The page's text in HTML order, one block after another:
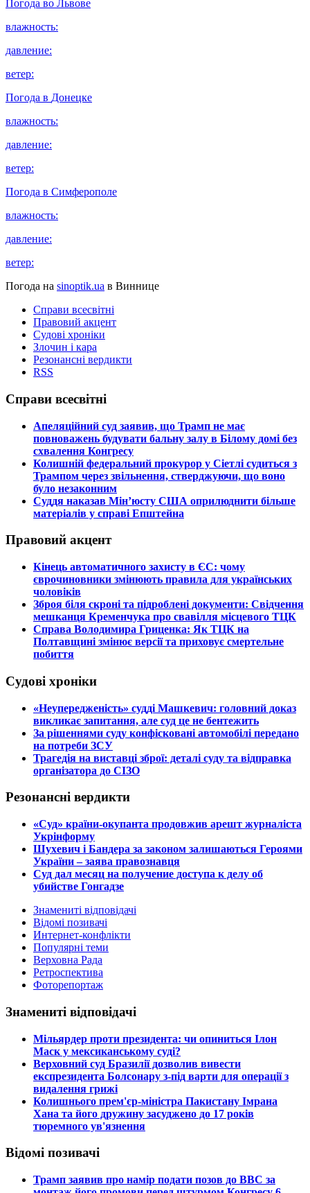
Погода во Львове
влажность:
давление:
ветер:
Погода в Донецке
влажность:
давление:
ветер:
Погода в Симферополе
влажность:
давление:
ветер:
Погода на sinoptik.ua в Виннице
Справи всесвітні
Правовий акцент
Судові хроніки
Злочин і кара
Резонансні вердикти
RSS
Справи всесвітні
​Апеляційний суд заявив, що Трамп не має
повноважень будувати бальну залу в Білому домі без
схвалення Конгресу
​Колишній федеральний прокурор у Сіетлі судиться з
Трампом через звільнення, стверджуючи, що воно
було незаконним
​Суддя наказав Мін’юсту США оприлюднити більше
матеріалів у справі Епштейна
Правовий акцент
​Кінець автоматичного захисту в ЄС: чому
єврочиновники змінюють правила для українських
чоловіків
​Зброя біля скроні та підроблені документи: Свідчення
мешканця Кременчука про свавілля місцевого ТЦК
​Справа Володимира Гриценка: Як ТЦК на
Полтавщині змінює версії та приховує смертельне
побиття
Судові хроніки
​«Неупередженість» судді Машкевич: головний доказ
викликає запитання, але суд це не бентежить
​За рішеннями суду конфісковані автомобілі передано
на потреби ЗСУ
​Трагедія на виставці зброї: деталі суду та відправка
організатора до СІЗО
Резонансні вердикти
​«Суд» країни-окупанта продовжив арешт журналіста
Укрінформу
Шухевич і Бандера за законом залишаються Героями
України – заява правознавця
Суд дал месяц на получение доступа к делу об
убийстве Гонгадзе
Знамениті відповідачі
Відомі позивачі
Интернет-конфлікти
Популярні теми
Верховна Рада
Ретроспектива
Фоторепортаж
Знамениті відповідачі
​Мільярдер проти президента: чи опиниться Ілон
Маск у мексиканському суді?
​Верховний суд Бразилії дозволив вивести
експрезидента Болсонару з-під варти для операції з
видалення грижі
​Колишнього прем'єр-міністра Пакистану Імрана
Хана та його дружину засуджено до 17 років
тюремного ув'язнення
Відомі позивачі
​Трамп заявив про намір подати позов до ВВС за